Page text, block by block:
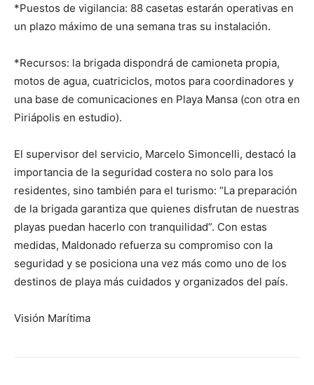
*Puestos de vigilancia: 88 casetas estarán operativas en
un plazo máximo de una semana tras su instalación.
*Recursos: la brigada dispondrá de camioneta propia,
motos de agua, cuatriciclos, motos para coordinadores y
una base de comunicaciones en Playa Mansa (con otra en
Piriápolis en estudio).
El supervisor del servicio, Marcelo Simoncelli, destacó la
importancia de la seguridad costera no solo para los
residentes, sino también para el turismo: “La preparación
de la brigada garantiza que quienes disfrutan de nuestras
playas puedan hacerlo con tranquilidad”. Con estas
medidas, Maldonado refuerza su compromiso con la
seguridad y se posiciona una vez más como uno de los
destinos de playa más cuidados y organizados del país.
Visión Marítima